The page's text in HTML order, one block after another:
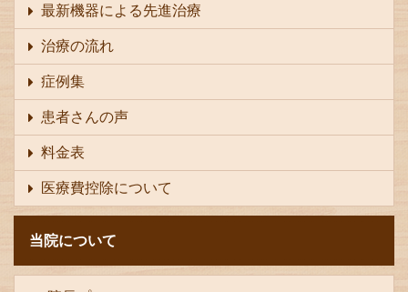
最新機器による先進治療
治療の流れ
症例集
患者さんの声
料金表
医療費控除について
当院について